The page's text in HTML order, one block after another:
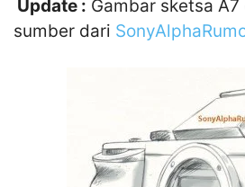
Update : Gambar sketsa
sumber dari